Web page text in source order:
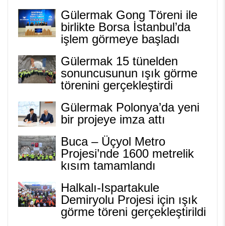
Gülermak Gong Töreni ile
birlikte Borsa İstanbul’da
işlem görmeye başladı
Gülermak 15 tünelden
sonuncusunun ışık görme
törenini gerçekleştirdi
Gülermak Polonya’da yeni
bir projeye imza attı
Buca – Üçyol Metro
Projesi’nde 1600 metrelik
kısım tamamlandı
Halkalı-Ispartakule
Demiryolu Projesi için ışık
görme töreni gerçekleştirildi